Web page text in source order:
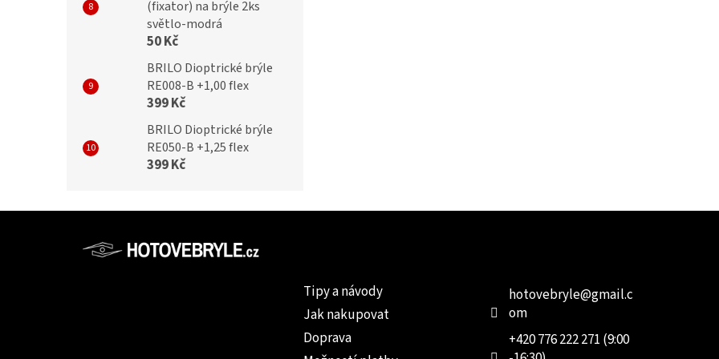
(fixator) na brýle 2ks
světlo-modrá
50 Kč
BRILO Dioptrické brýle
RE008-B +1,00 flex
399 Kč
BRILO Dioptrické brýle
RE050-B +1,25 flex
399 Kč
Tipy a návody
Jak nakupovat
Doprava
hotovebryle@gmail.c
om
+420 776 222 271 (9:00